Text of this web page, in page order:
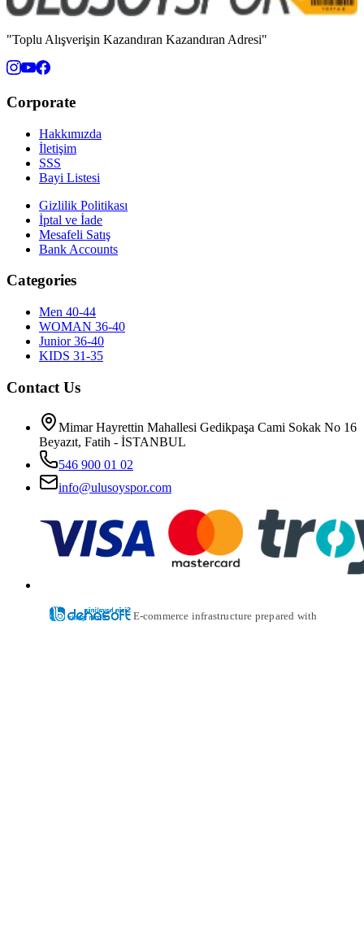
"Toplu Alışverişin Kazandıran Kazandıran Adresi"
Corporate
Hakkımızda
İletişim
SSS
Bayi Listesi
Gizlilik Politikası
İptal ve İade
Mesafeli Satış
Bank Accounts
Categories
Men 40-44
WOMAN 36-40
Junior 36-40
KIDS 31-35
Contact Us
Mimar Hayrettin Mahallesi Gedikpaşa Cami Sokak No 16
Beyazıt, Fatih - İSTANBUL
546 900 01 02
info@ulusoyspor.com
E-commerce infrastructure prepared with